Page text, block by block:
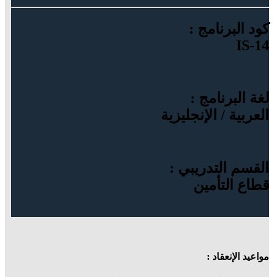
كود البرنامج :
IS-14
لغة البرنامج :
العربية / الإنجليزية
القسم التدريبي :
قطاع التأمين
مواعيد الإنعقاد :